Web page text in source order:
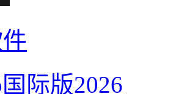
国际版2026